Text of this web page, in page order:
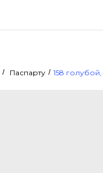
/ Паспарту / 158